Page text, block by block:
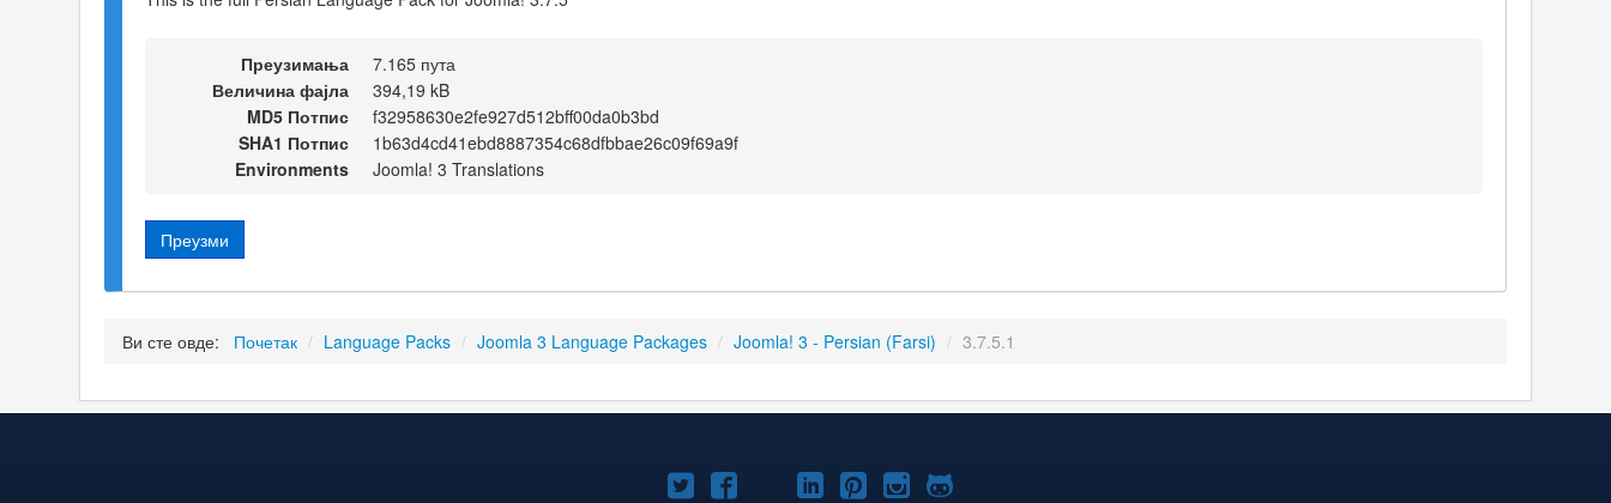
Преузимања
7.165 пута
Величина фајла
394,19 kB
MD5 Потпис
f32958630e2fe927d512bff00da0b3bd
SHA1 Потпис
1b63d4cd41ebd8887354c68dfbbae26c09f69a9f
Environments
Joomla! 3 Translations
Преузми
Ви сте овде: Почетак / Language Packs / Joomla 3 Language Packages / Joomla! 3 - Persian (Farsi) / 3.7.5.1
Joomla!Joomla!Joomla!
Joomla!Joomla!
Joomla!Joomla!